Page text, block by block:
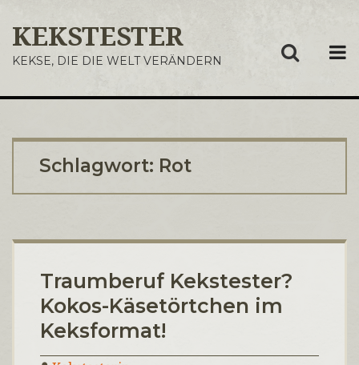
KEKSTESTER
KEKSE, DIE DIE WELT VERÄNDERN
Schlagwort: Rot
Traumberuf Kekstester?
Kokos-Käsetörtchen im
Keksformat!